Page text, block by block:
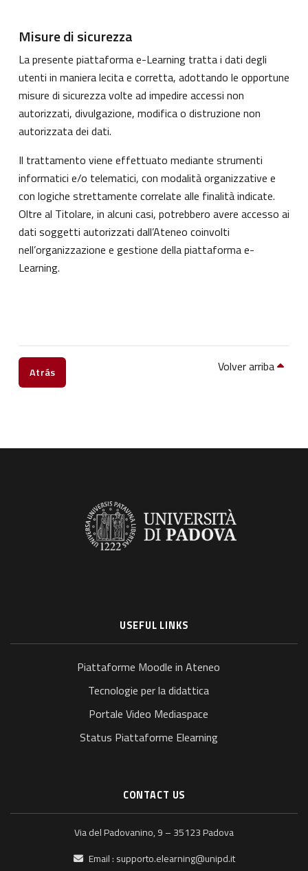
Misure di sicurezza
La presente piattaforma e-Learning tratta i dati degli
utenti in maniera lecita e corretta, adottando le opportune
misure di sicurezza volte ad impedire accessi non
autorizzati, divulgazione, modifica o distruzione non
autorizzata dei dati.
Il trattamento viene effettuato mediante strumenti
informatici e/o telematici, con modalità organizzative e
con logiche strettamente correlate alle finalità indicate.
Oltre al Titolare, in alcuni casi, potrebbero avere accesso ai
dati soggetti autorizzati dall’Ateneo coinvolti
nell’organizzazione e gestione della piattaforma e-
Learning.
Atrás Volver arriba
USEFUL LINKS
Piattaforme Moodle in Ateneo
Tecnologie per la didattica
Portale Video Mediaspace
Status Piattaforme Elearning
CONTACT US
Via del Padovanino, 9 – 35123 Padova
Email : supporto.elearning@unipd.it